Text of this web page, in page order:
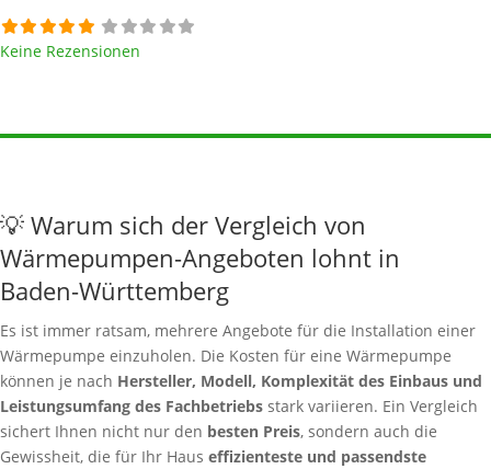
Keine Rezensionen
💡 Warum sich der Vergleich von
Wärmepumpen-Angeboten lohnt in
Baden-Württemberg
Es ist immer ratsam, mehrere Angebote für die Installation einer
Wärmepumpe einzuholen. Die Kosten für eine Wärmepumpe
können je nach Hersteller, Modell, Komplexität des Einbaus und
Leistungsumfang des Fachbetriebs stark variieren. Ein Vergleich
sichert Ihnen nicht nur den besten Preis, sondern auch die
Gewissheit, die für Ihr Haus effizienteste und passendste